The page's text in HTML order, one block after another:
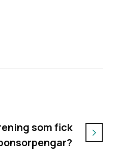
som fick